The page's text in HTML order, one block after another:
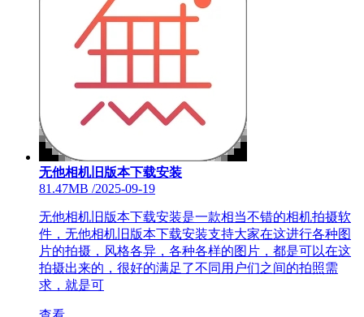
无他相机旧版本下载安装
81.47MB /2025-09-19
无他相机旧版本下载安装是一款相当不错的相机拍摄软
件，无他相机旧版本下载安装支持大家在这进行各种图
片的拍摄，风格各异，各种各样的图片，都是可以在这
拍摄出来的，很好的满足了不同用户们之间的拍照需
求，就是可